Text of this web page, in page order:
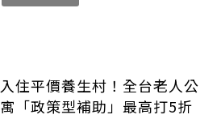
入住平價養生村！全台老人公
寓「政策型補助」最高打5折